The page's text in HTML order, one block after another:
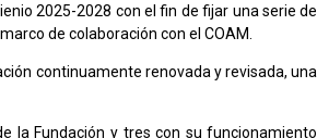
2025-2028 con el fin de fijar una serie de
de colaboración con el COAM.
continuamente renovada y revisada, una
la Fundación y tres con su funcionamiento